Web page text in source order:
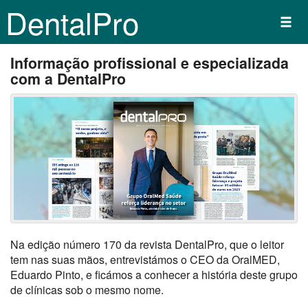
DentalPro
Informação profissional e especializada
com a DentalPro
Na edição número 170 da revista DentalPro, que o leitor
tem nas suas mãos, entrevistámos o CEO da OralMED,
Eduardo Pinto, e ficámos a conhecer a história deste grupo
de clínicas sob o mesmo nome.